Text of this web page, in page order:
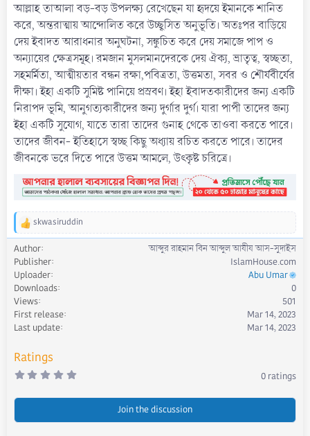
আল্লাহ তাআলা বড়-বড় উপলক্ষ্য রেখেছেন যা হৃদয়ে ইমানকে শানিত
করে, অন্তরাত্মায় আন্দোলিত করে উচ্ছ্বসিত অনুভূতি। অতঃপর বাড়িয়ে
দেয় ইবাদত আরাধনার অনুঘটনা, সঙ্কুচিত করে দেয় সমাজে পাপ ও
অন্যায়ের ক্ষেত্রসমূহ। রমজান মুসলমানদেরকে দেয় ঐক্য, ভ্রাতৃত্ব, স্বচ্ছতা,
সহমর্মিতা, আত্মীয়তার বন্ধন রক্ষা,পবিত্রতা, উত্তমতা, সবর ও শৌর্যবীর্যের
দীক্ষা। ইহা একটি সুমিষ্ট পানিয়ে প্রস্রবণ। ইহা ইবাদতকারীদের জন্য একটি
নিরাপদ ভূমি, আনুগত্যকারীদের জন্য দুর্গার দুর্গ। যারা পাপী তাদের জন্য
ইহা একটি সুযোগ, যাতে তারা তাদের গুনাহ থেকে তাওবা করতে পারে।
তাদের জীবন- ইতিহাসে স্বচ্ছ কিছু অধ্যায় রচিত করতে পারে। তাদের
জীবনকে ভরে দিতে পারে উত্তম আমলে, উৎকৃষ্ট চরিত্রে।
R
e
a
c
t
i
o
n
s
skwasiruddin
Author
আব্দুর রাহমান বিন আব্দুল আযীয আস-সুদাইস
Publisher
IslamHouse.com
Uploader
Abu Umar
Downloads
0
Views
501
First release
Mar 14, 2023
Last update
Mar 14, 2023
Ratings
0
0
0 ratings
Join the discussion